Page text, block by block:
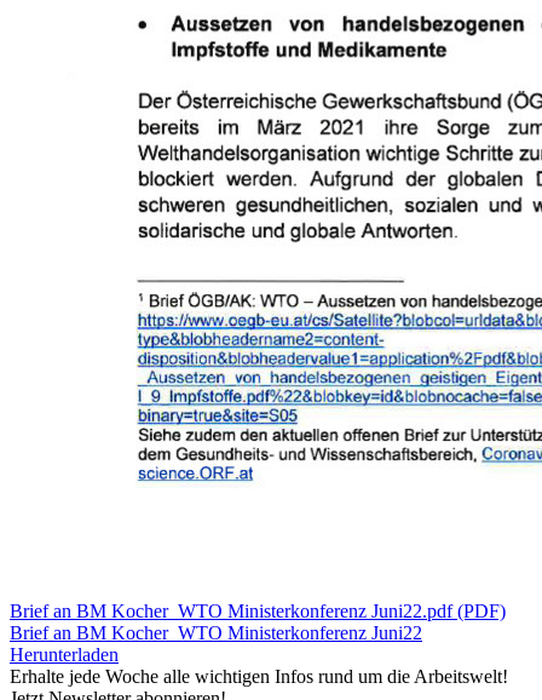
Brief an BM Kocher_WTO Ministerkonferenz Juni22.pdf (PDF)
Brief an BM Kocher_WTO Ministerkonferenz Juni22
Herunterladen
Erhalte jede Woche alle wichtigen Infos rund um die Arbeitswelt!